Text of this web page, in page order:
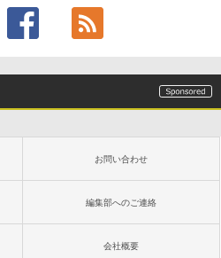
お問い合わせ
編集部へのご連絡
会社概要